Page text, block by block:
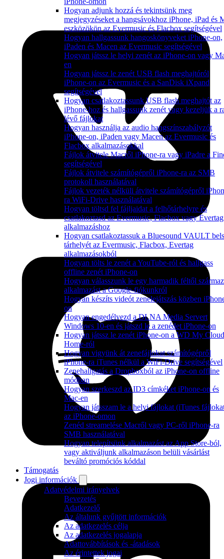
Hogyan adjunk hozzá és tekintsünk meg
megjegyzéseket a hangsávokhoz iPhone, iPad és
eszközökön az Evermusic és Flacbox segítségével
Hogyan hallgassunk hangoskönyveket iPhone-on,
iPaden és Macen az Evermusic segítségével
Hogyan játssz le helyi zenét az iPhone-on vagy
en
Hogyan játssz le zenét USB flash meghajtóról
iPhone-on az Evermusic és a SanDisk iXpand
segítségével
Hogyan csatlakoztassunk USB flash meghajtót az
iPhone-hoz és hallgassunk zenét vagy kezeljük a
lévő fájlokat
Hogyan használja az audio hangszínszabályzót
iPhone-on, iPaden vagy Macen az Evermusic és
Flacbox alkalmazásokkal
Fájlok átvitele Macről iPhone-ra vagy iPadre a
segítségével
Fájlok átvitele számítógépről iPhone-ra az SMB
protokoll használatával
Fájlok vezeték nélküli átvitele számítógépről
ra WiFi-Drive használatával
Hogyan töltsd fel fájljaidat a felhőtárhelyre és
csatlakoztasd az Evermusic, Flacbox vagy Evertag
alkalmazáshoz
Hogyan csatlakoztassuk a Bluesound VAULT
tárhelyét az Evermusic, Flacbox, Evertag
alkalmazásokból
Hogyan tölts le zenét a YouTube-ról és hallgass
offline zenét iPhone-on
Hogyan válasszunk le egy harmadik féltől
alkalmazást a Google-fiókunkról
Hogyan készíts videót zenelejátszás közben
on
Hogyan engedélyezd a DLNA Media Servert
Windows 10-en és játszd le a zenédet iPhone-on
Hogyan játssz le zenét iPhone-on a WD My Cloud
Home-ról
Hogyan vigyünk át zenefájlokat számítógépről
iPhone-ra iTunes nélkül a WiFi-Drive segítségével
Zenehallgatás a Dropboxból az iPhone-on offline
módban
Hogyan szerkeszd az ID3 címkéket iPhone-on és
Mac-en
Hogyan játsszam le a helyi fájlokat (iTunes
az iPhone-omon
Zenéd streamelése Macről vagy PC-ről iPhone-ra
SMB használatával
Hogyan telepítsünk alkalmazást az App Store-ból,
vagy aktiváljunk alkalmazáson belüli vásárlást
beváltó promóciós kóddal
Támogatás
Jogi információk
Adatvédelmi irányelvek
Bevezetés
Adatkezelő
Az általunk gyűjtött információk
Az adatkezelés célja
Az adatkezelés jogalapja
Adattovábbítások és -átadások
Az érintettek jogai